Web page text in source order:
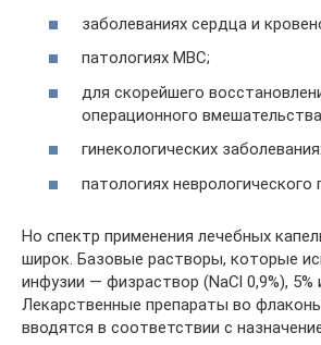
заболеваниях сердца и
патологиях МВС;
для скорейшего
операционного
гинекологических
патологиях неврологического
Но спектр применения лечебных
широк. Базовые растворы, которые
инфузии — физраствор (NaCl 0,9%), 5%
Лекарственные препараты во
вводятся в соответствии с